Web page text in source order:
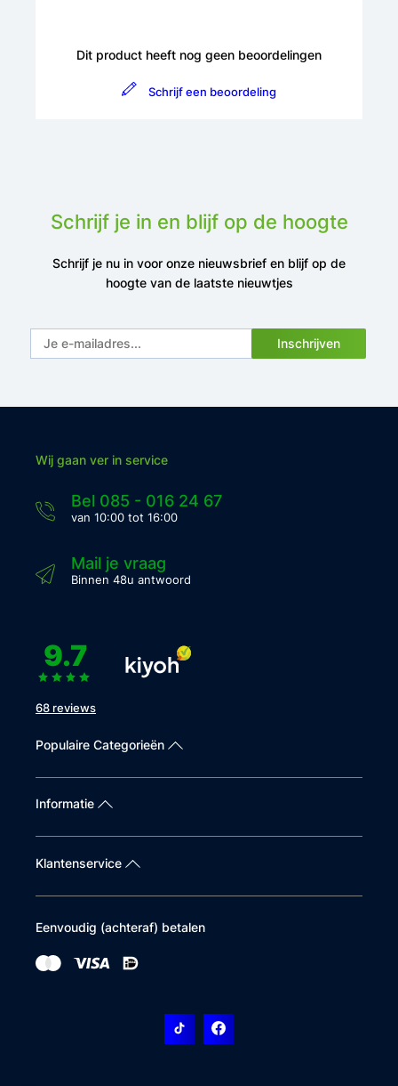
Dit product heeft nog geen beoordelingen
Schrijf een beoordeling
Schrijf je in en blijf op de hoogte
Schrijf je nu in voor onze nieuwsbrief en blijf op de
hoogte van de laatste nieuwtjes
Inschrijven
Wij gaan ver in service
Bel 085 - 016 24 67
van 10:00 tot 16:00
Mail je vraag
Binnen 48u antwoord
9.7
68 reviews
Populaire Categorieën
Informatie
Klantenservice
Eenvoudig (achteraf) betalen